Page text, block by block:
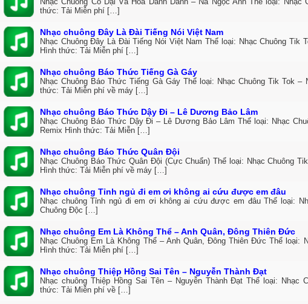
thức: Tải Miễn phí […]
Nhạc chuông Đây Là Đài Tiếng Nói Việt Nam
Nhạc Chuông Đây Là Đài Tiếng Nói Việt Nam Thể loại: Nhạc Chuông Tik
Hình thức: Tải Miễn phí […]
Nhạc chuông Báo Thức Tiếng Gà Gáy
Nhạc Chuông Báo Thức Tiếng Gà Gáy Thể loại: Nhạc Chuông Tik Tok –
thức: Tải Miễn phí về máy […]
Nhạc chuông Báo Thức Dậy Đi – Lê Dương Bảo Lâm
Nhạc Chuông Báo Thức Dậy Đi – Lê Dương Bảo Lâm Thể loại: Nhạc
Remix Hình thức: Tải Miễn […]
Nhạc chuông Báo Thức Quân Đội
Nhạc Chuông Báo Thức Quân Đội (Cực Chuẩn) Thể loại: Nhạc Chuông
Hình thức: Tải Miễn phí về máy […]
Nhạc chuông Tỉnh ngủ đi em ơi không ai cứu được em đâu
Nhạc chuông Tỉnh ngủ đi em ơi không ai cứu được em đâu Thể loại:
Chuông Độc […]
Nhạc chuông Em Là Không Thể – Anh Quân, Đông Thiên Đức
Nhạc Chuông Em Là Không Thể – Anh Quân, Đông Thiên Đức Thể loại:
Hình thức: Tải Miễn phí […]
Nhạc chuông Thiệp Hồng Sai Tên – Nguyễn Thành Đạt
Nhạc chuông Thiệp Hồng Sai Tên – Nguyễn Thành Đạt Thể loại: Nhạc
thức: Tải Miễn phí về […]